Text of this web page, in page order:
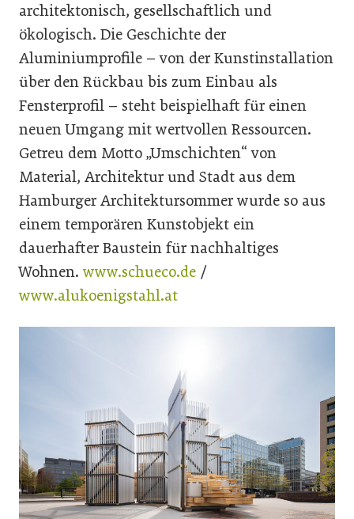
architektonisch, gesellschaftlich und
ökologisch. Die Geschichte der
Aluminiumprofile – von der Kunstinstallation
über den Rückbau bis zum Einbau als
Fensterprofil – steht beispielhaft für einen
neuen Umgang mit wertvollen Ressourcen.
Getreu dem Motto „Umschichten“ von
Material, Architektur und Stadt aus dem
Hamburger Architektursommer wurde so aus
einem temporären Kunstobjekt ein
dauerhafter Baustein für nachhaltiges
Wohnen.www.schueco.de /
www.alukoenigstahl.at